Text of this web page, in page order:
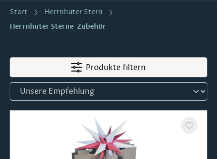
Start Herrnhuter Stern
Herrnhuter Sterne-Zubehör
Produkte filtern